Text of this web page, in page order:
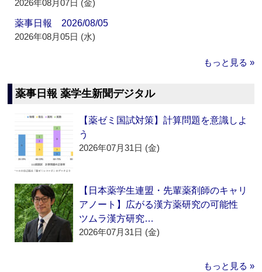
2026年08月07日 (金)
薬事日報 2026/08/05
2026年08月05日 (水)
もっと見る »
薬事日報 薬学生新聞デジタル
【薬ゼミ国試対策】計算問題を意識しよ
う
2026年07月31日 (金)
【日本薬学生連盟・先輩薬剤師のキャリ
アノート】広がる漢方薬研究の可能性
ツムラ漢方研究…
2026年07月31日 (金)
もっと見る »